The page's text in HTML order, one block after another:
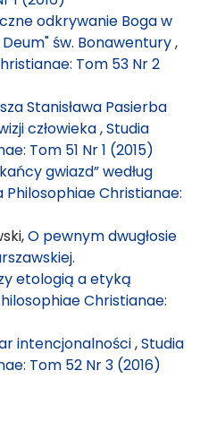
odkrywanie Boga w
św. Bonawentury,
Tom 53 Nr 2
Stanisława Pasierba
człowieka,Studia
Tom 51 Nr 1 (2015)
gwiazd” według
Philosophiae Christianae:
O pewnym dwugłosie
etologią a etyką
Christianae:
intencjonalności,Studia
Tom 52 Nr 3 (2016)